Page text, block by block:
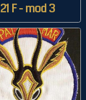
21 F - mod 3